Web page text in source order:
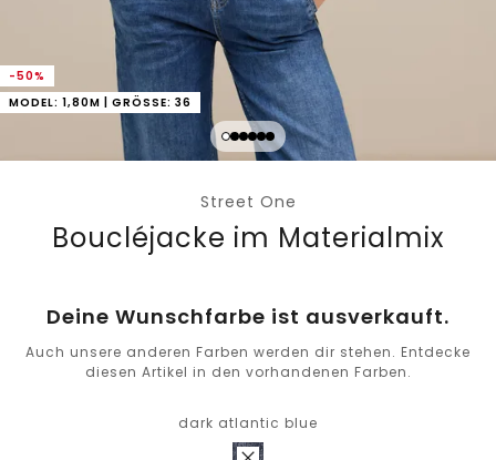
-50%
MODEL: 1,80M | GRÖSSE: 36
Street One
Boucléjacke im Materialmix
Deine Wunschfarbe ist ausverkauft.
Auch unsere anderen Farben werden dir stehen. Entdecke
diesen Artikel in den vorhandenen Farben.
dark atlantic blue